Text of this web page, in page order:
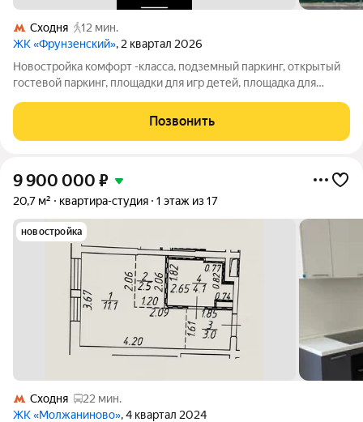
Сходня
12 мин.
ЖК «Фрунзенский», 2 квартал 2026
Новостройка комфорт -класса, подземный паркинг, открытый
гостевой паркинг, площадки для игр детей, площадка для
квартира, Количество комнат: Студия, Общая площадь: 20 м,
Жилая площадь: 16 м, Этаж:
Позвонить
9 900 000 ₽
20,7 м² квартира-студия 1 этаж из 17
новостройка
Сходня
22 мин.
ЖК «Молжаниново», 4 квартал 2024